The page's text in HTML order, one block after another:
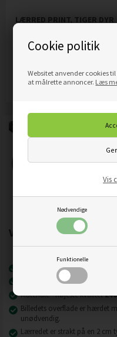
Cookie politik
Websitet anvender cookies
at målrette annoncer. Læs
Nødvendige
Funktionelle
Vis
LÆRRED PRINT, TIGER DYR
Mere info
Vigtigste
Nyeste printteknologi
Billeder på lærred er
Materiale - højeste kvalitet
Billedets overflade er hærdet
unødvendig.
Lærredet er strakt på en 2 cm